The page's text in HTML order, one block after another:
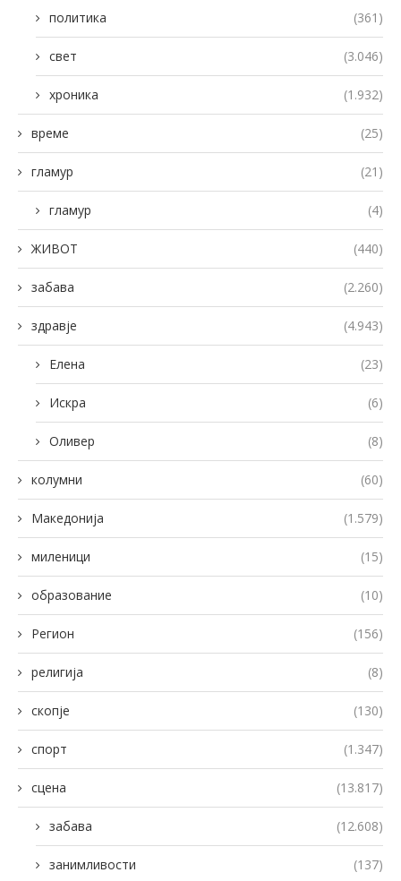
политика (361)
свет (3.046)
хроника (1.932)
време (25)
гламур (21)
гламур (4)
ЖИВОТ (440)
забава (2.260)
здравје (4.943)
Елена (23)
Искра (6)
Оливер (8)
колумни (60)
Македонија (1.579)
миленици (15)
образование (10)
Регион (156)
религија (8)
скопје (130)
спорт (1.347)
сцена (13.817)
забава (12.608)
занимливости (137)